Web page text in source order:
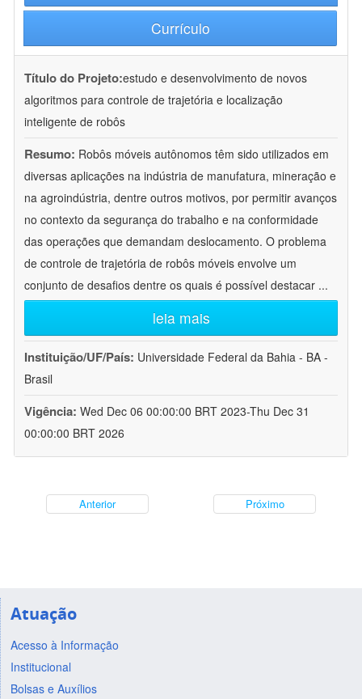
Currículo
Título do Projeto:estudo e desenvolvimento de novos
algoritmos para controle de trajetória e localização
inteligente de robôs
Resumo: Robôs móveis autônomos têm sido utilizados em
diversas aplicações na indústria de manufatura, mineração e
na agroindústria, dentre outros motivos, por permitir avanços
no contexto da segurança do trabalho e na conformidade
das operações que demandam deslocamento. O problema
de controle de trajetória de robôs móveis envolve um
conjunto de desafios dentre os quais é possível destacar ...
leia mais
Instituição/UF/País: Universidade Federal da Bahia - BA -
Brasil
Vigência: Wed Dec 06 00:00:00 BRT 2023-Thu Dec 31
00:00:00 BRT 2026
Anterior Próximo
Atuação
Acesso à Informação
Institucional
Bolsas e Auxílios